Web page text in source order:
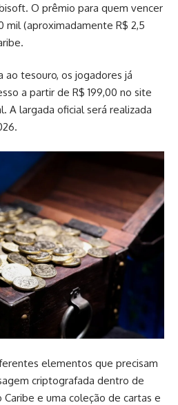
O prêmio para quem vencer
mil (aproximadamente R$ 2,5
ao tesouro, os jogadores já
a partir de R$ 199,00 no site
. A largada oficial será realizada
elementos que precisam
criptografada dentro de
e uma coleção de cartas e